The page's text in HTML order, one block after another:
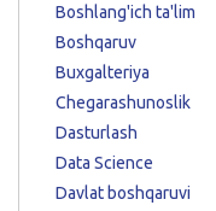
Boshlang'ich ta'lim
Boshqaruv
Buxgalteriya
Chegarashunoslik
Dasturlash
Data Science
Davlat boshqaruvi